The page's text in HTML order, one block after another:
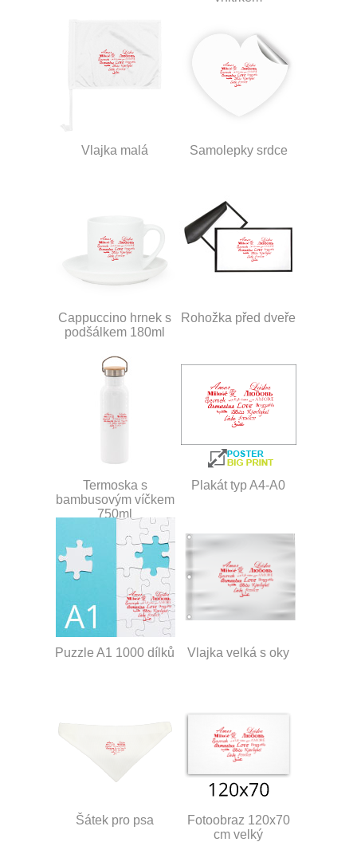
Vlajka malá Samolepky srdce
Cappuccino hrnek s
podšálkem 180ml
Rohožka před dveře
Termoska s
bambusovým víčkem
750ml
Plakát typ A4-A0
Puzzle A1 1000 dílků Vlajka velká s oky
Šátek pro psa
Fotoobraz 120x70
cm velký